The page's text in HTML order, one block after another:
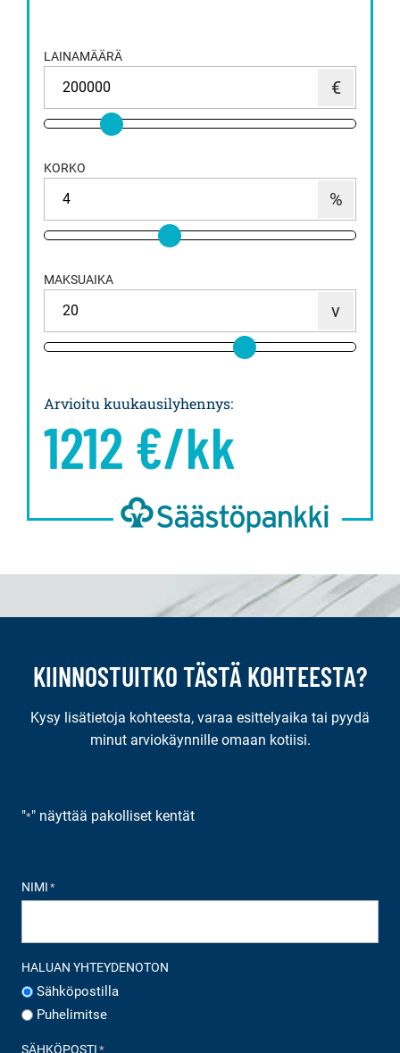
LAINAMÄÄRÄ
KORKO
MAKSUAIKA
Arvioitu kuukausilyhennys:
1212 €/kk
KIINNOSTUITKO TÄSTÄ KOHTEESTA?
Kysy lisätietoja kohteesta, varaa esittelyaika tai pyydä
minut arviokäynnille omaan kotiisi.
"*" näyttää pakolliset kentät
NIMI *
HALUAN YHTEYDENOTON
Sähköpostilla
Puhelimitse
SÄHKÖPOSTI *